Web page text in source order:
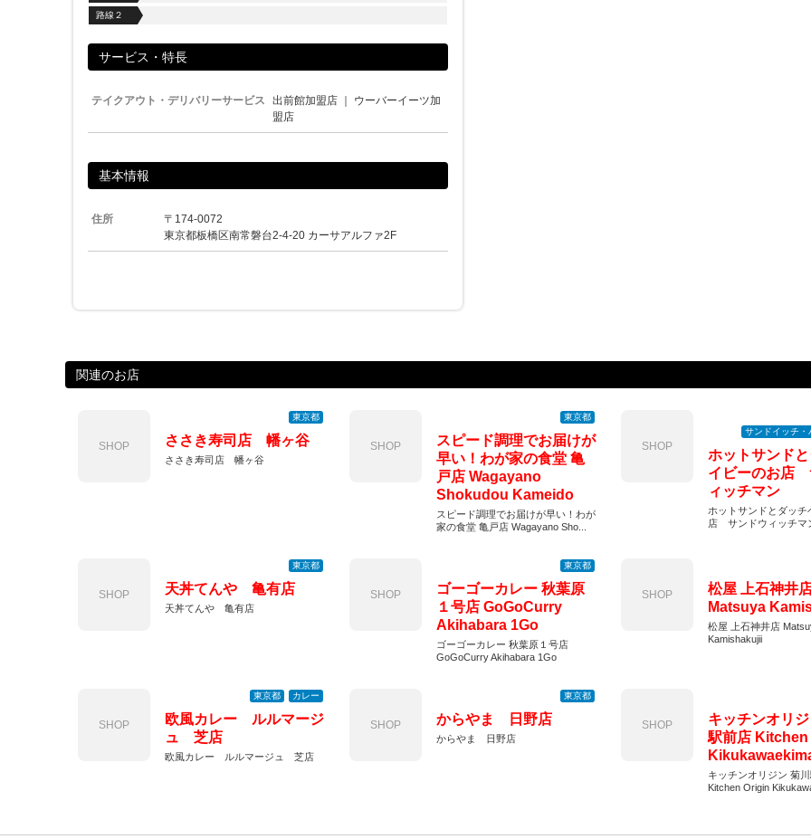
路線２
サービス・特長
テイクアウト・デリバリーサービス 出前館加盟店
ウーバーイーツ加
盟店
基本情報
住所
〒174-0072
東京都板橋区南常磐台2-4-20 カーサアルファ2F
関連のお店
SHOP
東京都
ささき寿司店 幡ヶ谷
ささき寿司店 幡ヶ谷
SHOP
東京都
スピード調理でお届けが
早い！わが家の食堂 亀
戸店 Wagayano
Shokudou Kameido
スピード調理でお届けが早い！わが
家の食堂 亀戸店 Wagayano Sho...
SHOP
サンドイッチ・
ホットサンド
イビーのお店
ィッチマン
ホットサンドとダッチ
店 サンドウィッチマ
SHOP
東京都
天丼てんや 亀有店
天丼てんや 亀有店
SHOP
東京都
ゴーゴーカレー 秋葉原
１号店 GoGoCurry
Akihabara 1Go
ゴーゴーカレー 秋葉原１号店
GoGoCurry Akihabara 1Go
SHOP
松屋 上石神井
Matsuya
松屋 上石神井店
Kamishakujii
SHOP
東京都 カレー
欧風カレー ルルマージ
ュ 芝店
欧風カレー ルルマージュ 芝店
SHOP
東京都
からやま 日野店
からやま 日野店
SHOP
キッチンオリジ
駅前店
キッチンオリジン 菊
Kitchen Origin